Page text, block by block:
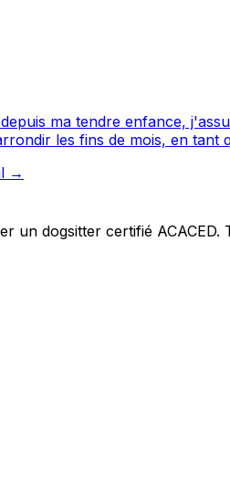
ma tendre enfance,
→
un dogsitter certifié